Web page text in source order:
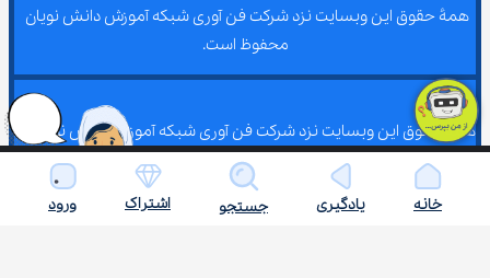
همۀ حقوق این وبسایت نزد شرکت فن آوری شبکه آموزش دانش نویان
محفوظ است.
همۀ حقوق این وبسایت نزد شرکت فن آوری شبکه آموزش دانش نویان
محفوظ است.
خانه یادگیری جستجو اشتراک ورود